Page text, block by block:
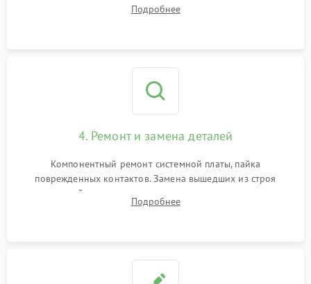
всасывания. Оценка состояния оптических и инфракрасных
Подробнее
4. Ремонт и замена деталей
Компонентный ремонт системной платы, пайка
поврежденных контактов. Замена вышедших из строя
двигателей, изношенного аккумулятора, неисправного
лидара или помпы подачи воды. Восстановление шлейфов и
Подробнее